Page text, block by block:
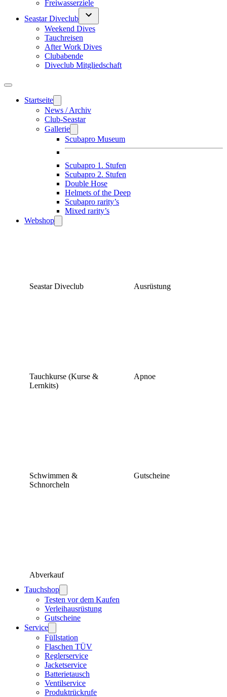
Freiwasserziele
Seastar Diveclub
Weekend Dives
Tauchreisen
After Work Dives
Clubabende
Diveclub Mitgliedschaft
Startseite
News / Archiv
Club-Seastar
Gallerie
Scubapro Museum
Scubapro 1. Stufen
Scubapro 2. Stufen
Double Hose
Helmets of the Deep
Scubapro rarity’s
Mixed rarity’s
Webshop
Seastar Diveclub Ausrüstung
Tauchkurse (Kurse &
Lernkits)
Apnoe
Schwimmen &
Schnorcheln
Gutscheine
Abverkauf
Tauchshop
Testen vor dem Kaufen
Verleihausrüstung
Gutscheine
Service
Füllstation
Flaschen TÜV
Reglerservice
Jacketservice
Batterietausch
Ventilservice
Produktrückrufe